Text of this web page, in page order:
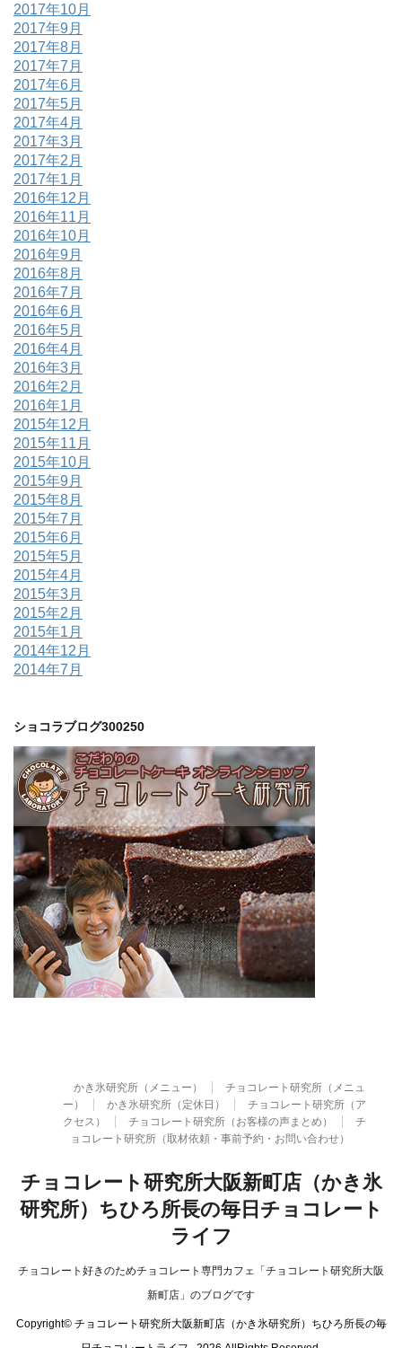
2017年10月
2017年9月
2017年8月
2017年7月
2017年6月
2017年5月
2017年4月
2017年3月
2017年2月
2017年1月
2016年12月
2016年11月
2016年10月
2016年9月
2016年8月
2016年7月
2016年6月
2016年5月
2016年4月
2016年3月
2016年2月
2016年1月
2015年12月
2015年11月
2015年10月
2015年9月
2015年8月
2015年7月
2015年6月
2015年5月
2015年4月
2015年3月
2015年2月
2015年1月
2014年12月
2014年7月
ショコラブログ300250
かき氷研究所（メニュー）
チョコレート研究所（メニュ
ー）
かき氷研究所（定休日）
チョコレート研究所（ア
クセス）
チョコレート研究所（お客様の声まとめ）
チ
ョコレート研究所（取材依頼・事前予約・お問い合わせ）
チョコレート研究所大阪新町店（かき氷
研究所）ちひろ所長の毎日チョコレート
ライフ
チョコレート好きのためチョコレート専門カフェ「チョコレート研究所大阪
新町店」のブログです
Copyright© チョコレート研究所大阪新町店（かき氷研究所）ちひろ所長の毎